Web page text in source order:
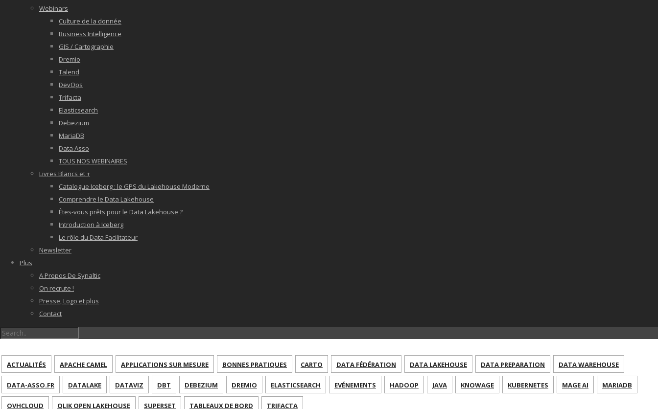
Webinars
Culture de la donnée
Business Intelligence
GIS / Cartographie
Dremio
Talend
DevOps
Trifacta
Elasticsearch
Debezium
MariaDB
Data Asso
TOUS NOS WEBINAIRES
Livres Blancs et +
Catalogue Iceberg : le GPS du Lakehouse Moderne
Comprendre le Data Lakehouse
Êtes-vous prêts pour le Data Lakehouse ?
Introduction à Iceberg
Le rôle du Data Facilitateur
Newsletter
Plus
A Propos De Synaltic
On recrute !
Presse, Logo et plus
Contact
ACTUALITÉS APACHE CAMEL APPLICATIONS SUR MESURE BONNES PRATIQUES CARTO DATA FÉDÉRATION DATA LAKEHOUSE DATA PREPARATION DATA WAREHOUSE
DATA-ASSO.FR DATALAKE DATAVIZ DBT DEBEZIUM DREMIO ELASTICSEARCH EVÉNEMENTS HADOOP JAVA KNOWAGE KUBERNETES MAGE AI MARIADB
OVHCLOUD QLIK OPEN LAKEHOUSE SUPERSET TABLEAUX DE BORD TRIFACTA